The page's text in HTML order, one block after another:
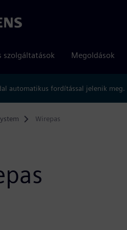
szolgáltatások Megoldások
automatikus fordítással jelenik meg.
Wirepas